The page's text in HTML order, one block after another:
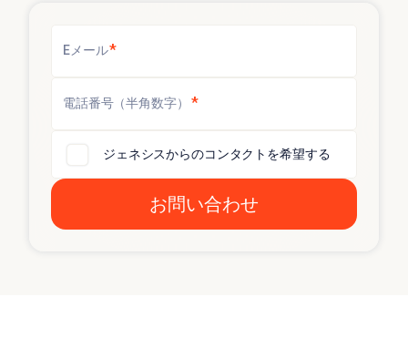
Eメール*
電話番号（半角数字） *
ジェネシスからのコンタクトを希望する